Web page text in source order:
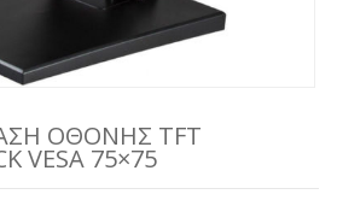
ΟΘΟΝΗΣ TFT
VESA 75×75